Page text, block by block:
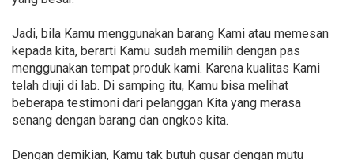
Jadi, bila Kamu menggunakan barang Kami atau memesan
kepada kita, berarti Kamu sudah memilih dengan pas
menggunakan tempat produk kami. Karena kualitas Kami
telah diuji di lab. Di samping itu, Kamu bisa melihat
beberapa testimoni dari pelanggan Kita yang merasa
senang dengan barang dan ongkos kita.
Dengan demikian, Kamu tak butuh gusar dengan mutu